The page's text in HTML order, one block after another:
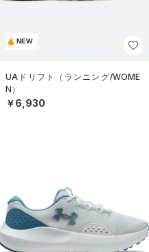
NEW
UAドリフト（ランニング/WOME
N）
￥6,930